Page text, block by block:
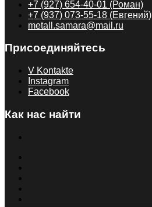
+7 (927) 654-40-01 (Роман)
+7 (937) 073-55-18 (Евгений)
metall.samara@mail.ru
Присоединяйтесь
V Kontakte
Instagram
Facebook
Как нас найти